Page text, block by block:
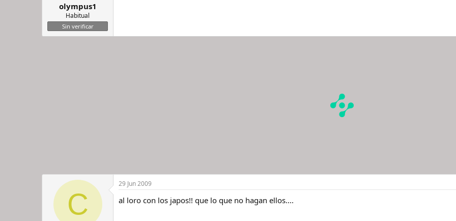
olympus1
Habitual
Sin verificar
C
29 Jun 2009
al loro con los japos!! que lo que no hagan ellos....